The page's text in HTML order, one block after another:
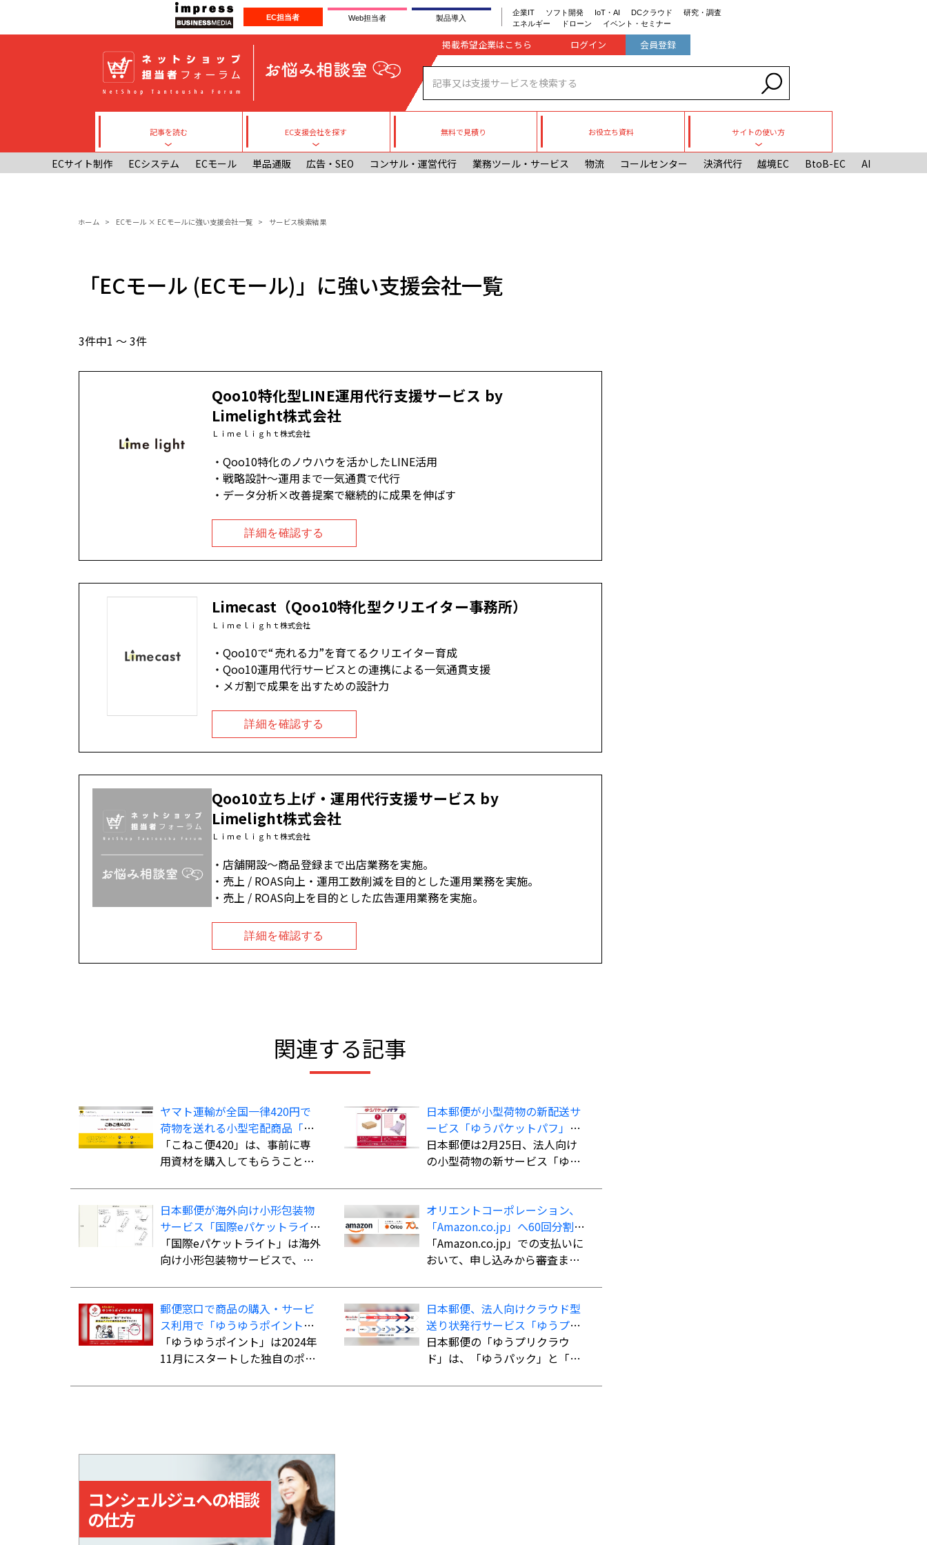
EC担当者 Web担当者 製品導入
企業IT ソフト開発 IoT・AI DCクラウド
研究・調査
エネルギー
ドローン イベント・セミナー
Company register
掲載希望企業はこちら 会員登録
記事を読む
Toggle submenu
EC支援会社を探す
Toggle submenu
無料で見積り お役立ち資料
サイトの使い方
Toggle submenu
ECサイト制作 ECシステム ECモール 単品通販 広告・SEO コンサル・運営代行 業務ツール・サービス 物流 コールセンター 決済代行 越境EC BtoB-EC AI
パンくず
ホーム ECモール × ECモールに強い支援会社一覧 サービス検索結果
「ECモール (ECモール)」に強い支援会社一覧
3件中1 ～ 3件
Qoo10特化型LINE運用代行支援サービス by
Limelight株式会社
Ｌｉｍｅｌｉｇｈｔ株式会社
Qoo10特化のノウハウを活かしたLINE活用
戦略設計〜運用まで一気通貫で代行
データ分析×改善提案で継続的に成果を伸ばす
詳細を確認する
Limecast（Qoo10特化型クリエイター事務所）
Ｌｉｍｅｌｉｇｈｔ株式会社
Qoo10で“売れる力”を育てるクリエイター育成
Qoo10運用代行サービスとの連携による一気通貫支援
メガ割で成果を出すための設計力
詳細を確認する
Qoo10立ち上げ・運用代行支援サービス by
Limelight株式会社
Ｌｉｍｅｌｉｇｈｔ株式会社
店舗開設〜商品登録まで出店業務を実施。
売上 / ROAS向上・運用工数削減を目的とした運用業務を実施。
売上 / ROAS向上を目的とした広告運用業務を実施。
詳細を確認する
関連する記事
ヤマト運輸が全国一律420円で
荷物を送れる小型宅配商品「こ
ねこ便420」を全国展開
「こねこ便420」は、事前に専
用資材を購入してもらうことで
材費込み全国一律420円で商品
を配送する小型宅配商品。法
人、個人事業主のほか、個人も
利用可能。
日本郵便が小型荷物の新配送サ
ービス「ゆうパケットパフ」、
料金は全国一律で「ゆうパッ
ク」よりも“お得”
日本郵便は2月25日、法人向け
の小型荷物の新サービス「ゆう
た。
日本郵便が海外向け小形包装物
サービス「国際eパケットライ
ト」の取扱国・地域を計138か
国・地域に拡大
「国際eパケットライト」は海外
向け小形包装物サービスで、長
（長さ最大60cm）、重さ2kgま
での荷物を航空便扱いで送るこ
とができる。書留扱いの「国際e
パケット」よりも低料金で利用
でき、追跡サービスにも対応し
オリエントコーポレーション、
「Amazon.co.jp」へ60回分割払
いができる決済手段「オリコ分
割払い」を導入
「Amazon.co.jp」での支払いに
おいて、申し込みから審査まで
トカード不要で最大60回までの
分割払いが可能になる。
郵便窓口で商品の購入・サービ
ス利用で「ゆうゆうポイント」
を付与、「ゆうちょPayポイン
ト」への交換も開始
「ゆうゆうポイント」は2024年
11月にスタートした独自のポイ
便局アプリ」の会員証を提示し
が貯まる。
日本郵便、法人向けクラウド型
送り状発行サービス「ゆうプリ
クラウド」
日本郵便の「ゆうプリクラウ
ド」は、「ゆうパック」と「ゆ
で作成できるクラウドサービ
コンシェルジュへの相談
の仕方